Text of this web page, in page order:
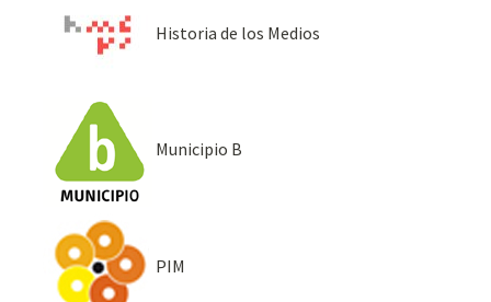
Historia de los Medios
Municipio B
PIM